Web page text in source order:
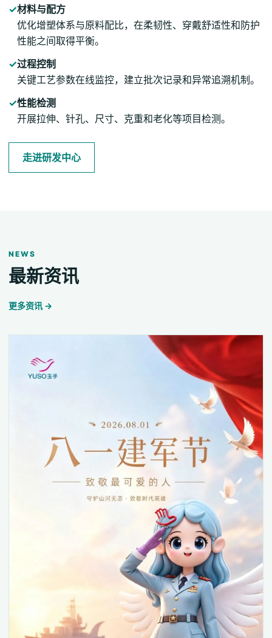
✓材料与配方
优化增塑体系与原料配比，在柔韧性、穿戴舒适性和防护
性能之间取得平衡。
✓过程控制
关键工艺参数在线监控，建立批次记录和异常追溯机制。
✓性能检测
开展拉伸、针孔、尺寸、克重和老化等项目检测。
走进研发中心
NEWS
最新资讯
更多资讯 →